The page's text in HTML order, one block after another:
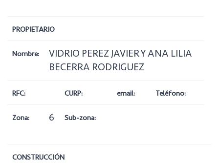
PROPIETARIO
Nombre:
VIDRIO PEREZ JAVIER Y ANA LILIA
BECERRA RODRIGUEZ
RFC: CURP: email: Teléfono:
Zona: 6 Sub-zona:
CONSTRUCCIÓN